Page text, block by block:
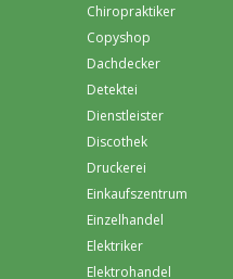
Chiropraktiker
Copyshop
Dachdecker
Detektei
Dienstleister
Discothek
Druckerei
Einkaufszentrum
Einzelhandel
Elektriker
Elektrohandel